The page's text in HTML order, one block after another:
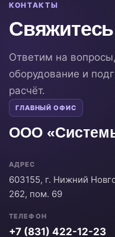
КОНТАКТЫ
Ответим на
оборудование и
расчёт.
ГЛАВНЫЙ ОФИС
ООО
АДРЕС
603155, г. Нижний
262, пом. 69
ТЕЛЕФОН
+7 (831) 422-12-23